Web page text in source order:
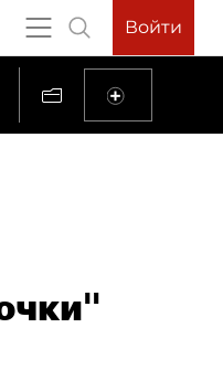
Войти